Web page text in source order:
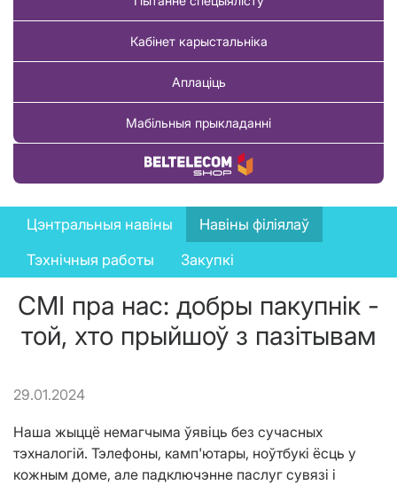
Кабінет карыстальніка
Аплаціць
Мабільныя прыкладанні
Купіць тавар
News
menu
Цэнтральныя навіны
Навіны філіялаў
Тэхнічныя работы
Закупкі
СМІ пра нас: добры пакупнік -
той, хто прыйшоў з пазітывам
29.01.2024
Наша жыццё немагчыма ўявіць без сучасных
тэхналогій. Тэлефоны, камп'ютары, ноўтбукі ёсць у
кожным доме, але падключэнне паслуг сувязі і